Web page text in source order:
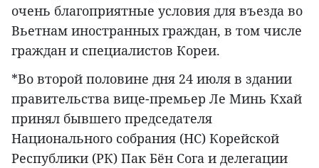
очень благоприятные условия для въезда во
Вьетнам иностранных граждан, в том числе
граждан и специалистов Кореи.
*Во второй половине дня 24 июля в здании
правительства вице-премьер Ле Минь Кхай
принял бывшего председателя
Национального собрания (НС) Корейской
Республики (РК) Пак Бён Сога и делегации